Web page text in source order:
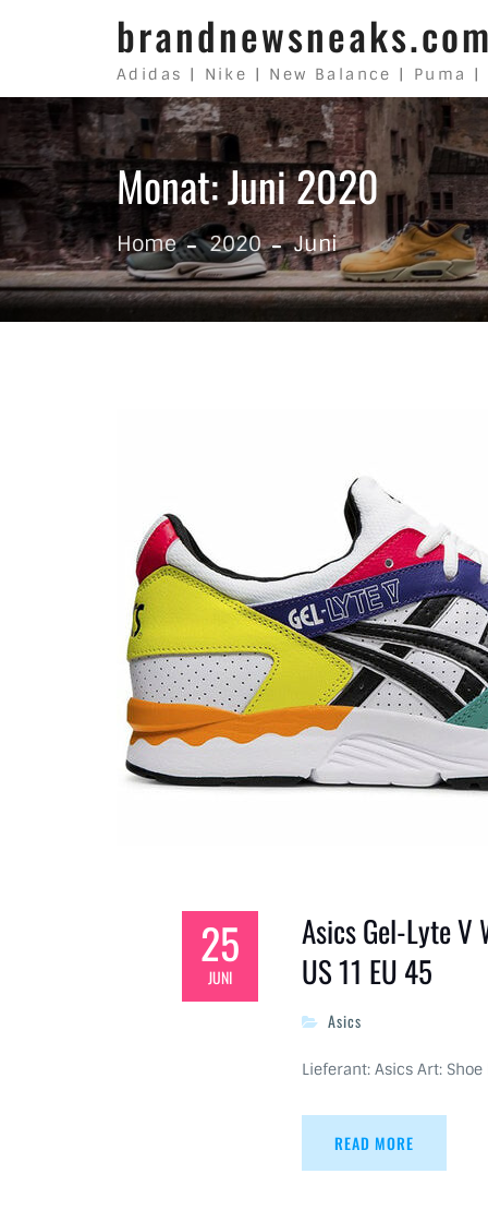
brandnewsneaks.com
Adidas | Nike | New Balance | Puma |
Monat: Juni 2020
Home 2020 Juni
25
JUNI
Asics Gel-Lyte V
US 11 EU 45
Asics
Lieferant: Asics Art:
READ MORE